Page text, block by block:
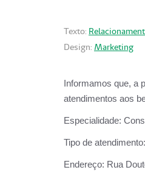
Texto:
Design: Marketing
Informamos que, a
atendimentos aos
Especialidade:
Tipo de atendimento:
Endereço: Rua